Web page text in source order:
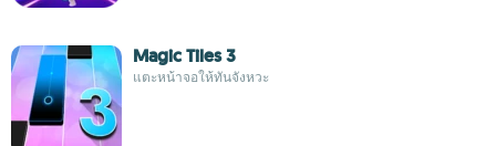
Magic Tiles 3
แตะหน้าจอให้ทันจังหวะ